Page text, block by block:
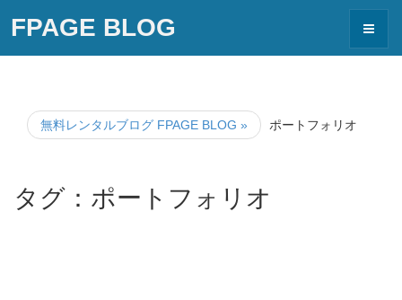
Toggle
FPAGE BLOG
無料レンタルブログ FPAGE BLOG » ポートフォリオ
タグ：ポートフォリオ